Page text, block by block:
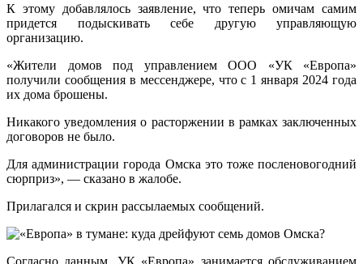
К этому добавлялось заявление, что теперь омичам самим
придется подыскивать себе другую управляющую
организацию.
«Жители домов под управлением ООО «УК «Европа»
получили сообщения в мессенджере, что с 1 января 2024 года
их дома брошены.
Никакого уведомления о расторжении в рамках заключенных
договоров не было.
Для администрации города Омска это тоже посленовогодний
сюрприз», — сказано в жалобе.
Прилагался и скрин рассылаемых сообщений.
Согласно данным, УК «Европа» занимается обслуживанием